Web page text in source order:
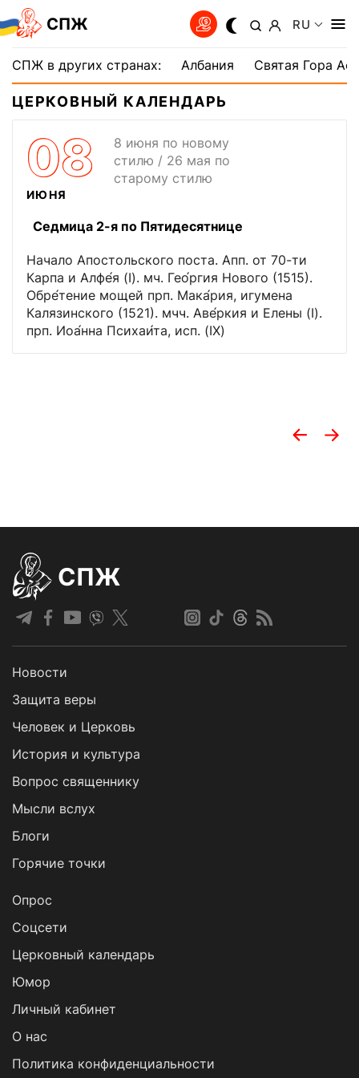
СПЖ RU
СПЖ в других странах: Албания Святая Гора
ЦЕРКОВНЫЙ КАЛЕНДАРЬ
08
ИЮНЯ
8 июня по новому
стилю / 26 мая по
старому стилю
Седмица 2-я по Пятидесятнице
Начало Апостольского поста. Апп. от 70-ти
Карпа и Алфе́я (I). мч. Гео́ргия Нового (1515).
Обре́тение мощей прп. Мака́рия, игумена
Калязинского (1521). мчч. Аве́ркия и Елены (I).
прп. Иоа́нна Психаи́та, исп. (IX)
СПЖ
Новости
Защита веры
Человек и Церковь
История и культура
Вопрос священнику
Мысли вслух
Блоги
Горячие точки
Опрос
Cоцсети
Церковный календарь
Юмор
Личный кабинет
О нас
Политика конфиденциальности